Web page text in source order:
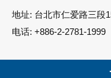
地址: 台北市仁爱路三段
电话: +886-2-2781-1999